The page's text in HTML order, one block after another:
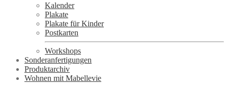
Kalender
Plakate
Plakate für Kinder
Postkarten
Workshops
Sonderanfertigungen
Produktarchiv
Wohnen mit Mabellevie